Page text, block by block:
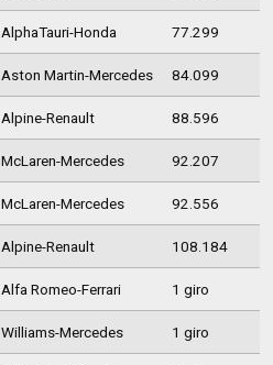
AlphaTauri-Honda 77.299
Aston Martin-Mercedes 84.099
Alpine-Renault 88.596
McLaren-Mercedes 92.207
McLaren-Mercedes 92.556
Alpine-Renault 108.184
Alfa Romeo-Ferrari 1 giro
Williams-Mercedes 1 giro